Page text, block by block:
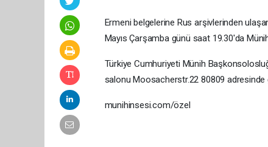
Ermeni belgelerine Rus arşivlerinden
Mayıs Çarşamba günü saat 19.30'da
Türkiye Cumhuriyeti Münih
salonu Moosacherstr.22 80809 adresinde
munihinsesi.com/özel